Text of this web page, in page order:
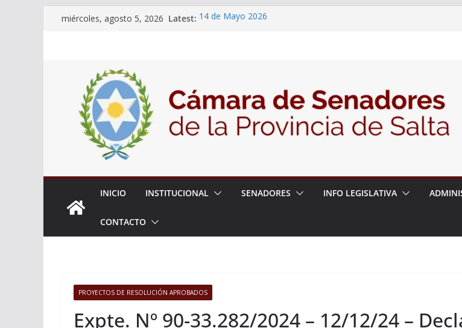
Skipmiércoles, agosto 5, 2026 Latest: 14 de Mayo 2026
Adjudicacion Simple N° 27/26
INICIO INSTITUCIONAL SENADORES INFO LEGISLATIVA
CONTACTO
PROYECTOS DE RESOLUCIÓN APROBADOS
Expte. Nº 90-33.282/2024 – 12/12/24 –